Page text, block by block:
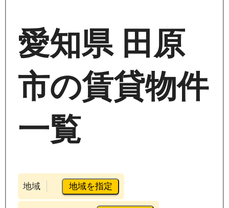
愛知県 田原
市の賃貸物件
一覧
地域 地域を指定